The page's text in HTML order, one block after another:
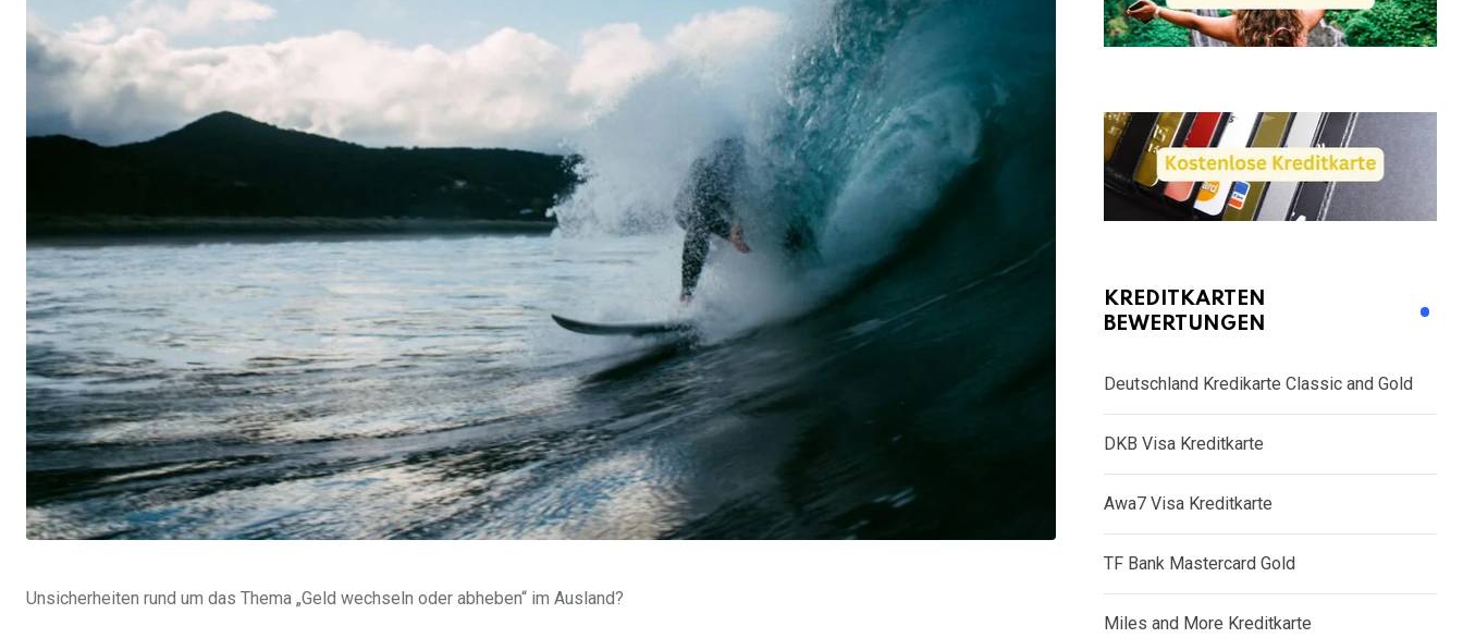
Unsicherheiten rund um das Thema „Geld wechseln oder abheben“ im Ausland?
KREDITKARTEN
BEWERTUNGEN
Deutschland Kredikarte Classic and Gold
DKB Visa Kreditkarte
Awa7 Visa Kreditkarte
TF Bank Mastercard Gold
Miles and More Kreditkarte